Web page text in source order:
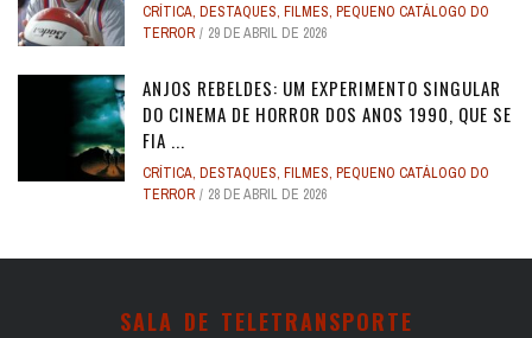
CRÍTICA, DESTAQUES, FILMES, PEQUENO CATÁLOGO DO
TERROR
29 DE ABRIL DE 2026
ANJOS REBELDES: UM EXPERIMENTO SINGULAR
DO CINEMA DE HORROR DOS ANOS 1990, QUE SE
FIA ...
CRÍTICA, DESTAQUES, FILMES, PEQUENO CATÁLOGO DO
TERROR
28 DE ABRIL DE 2026
SALA DE TELETRANSPORTE